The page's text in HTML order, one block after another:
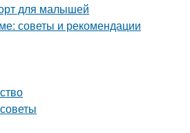
для малышей
советы и рекомендации